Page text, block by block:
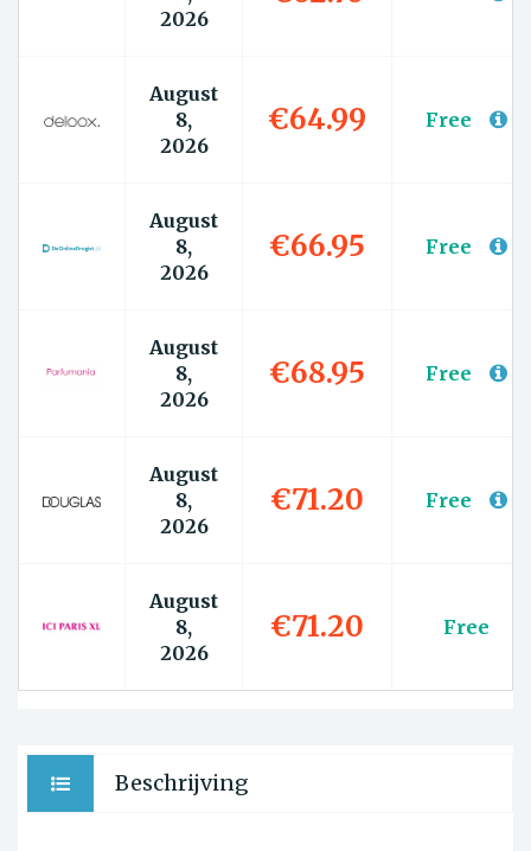
2026
August
8,
2026
€64.99 Free
August
8,
2026
€66.95 Free
August
8,
2026
€68.95 Free
August
8,
2026
€71.20 Free
August
8,
2026
€71.20 Free
Beschrijving